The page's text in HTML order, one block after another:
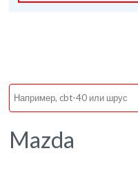
Mazda